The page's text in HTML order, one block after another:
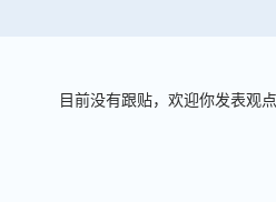
目前没有跟贴，欢迎你发表观点